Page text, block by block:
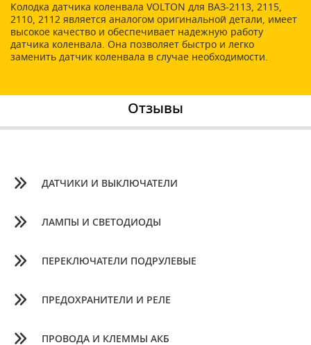
Колодка датчика коленвала VOLTON для ВАЗ-2113, 2115,
2110, 2112 является аналогом оригинальной детали, имеет
высокое качество и обеспечивает надежную работу
датчика коленвала. Она позволяет быстро и легко
заменить датчик коленвала в случае необходимости.
Отзывы
ДАТЧИКИ И ВЫКЛЮЧАТЕЛИ
ЛАМПЫ И СВЕТОДИОДЫ
ПЕРЕКЛЮЧАТЕЛИ ПОДРУЛЕВЫЕ
ПРЕДОХРАНИТЕЛИ И РЕЛЕ
ПРОВОДА И КЛЕММЫ АКБ